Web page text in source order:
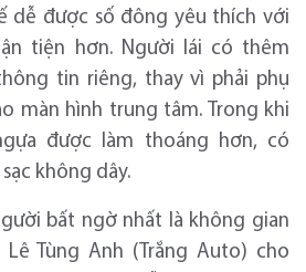
dễ được số đông yêu thích với
tiện hơn. Người lái có thêm
tin riêng, thay vì phải phụ
màn hình trung tâm. Trong khi
được làm thoáng hơn, có
không dây.
bất ngờ nhất là không gian
Lê Tùng Anh (Trắng Auto) cho